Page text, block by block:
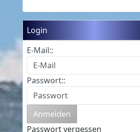
Login
E-Mail::
Passwort::
Passwort vergessen